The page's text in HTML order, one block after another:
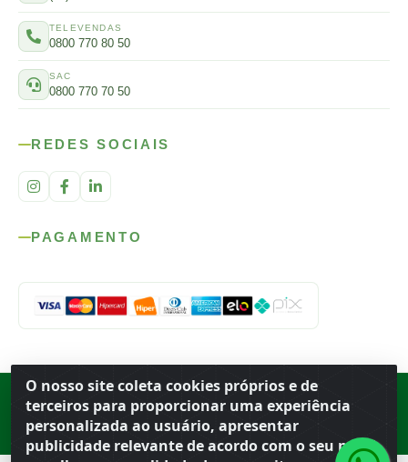
O nosso site coleta cookies próprios e de
terceiros para proporcionar uma experiência
personalizada ao usuário, apresentar
publicidade relevante de acordo com o seu perfil
TELEVENDAS
0800 770 80 50
SAC
0800 770 70 50
REDES SOCIAIS
PAGAMENTO
Porto Ferreira ·BR
13.669-899· CNPJ 56.679.863/0001-91
© 2026 Atacado Ideal